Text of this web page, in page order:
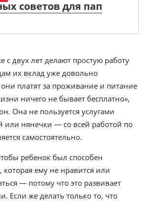
советов для пап
с двух лет делают простую работу
их вклад уже довольно
они платят за проживание и питание
ничего не бывает бесплатно»,
Она не пользуется услугами
или нянечки — со всей работой по
самостоятельно.
ребенок был способен
которая ему не нравится или
— потому что это развивает
Если же делать только то, что